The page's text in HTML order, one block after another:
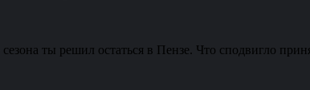
ты решил остаться в Пензе. Что сподвигло